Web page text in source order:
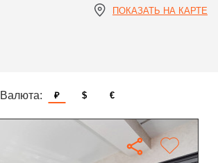
ПОКАЗАТЬ НА КАРТЕ
Валюта: ₽ $ €